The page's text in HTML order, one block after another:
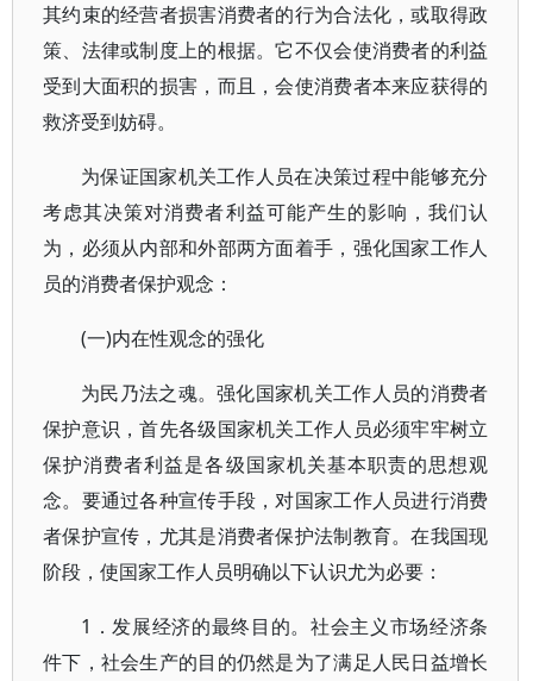
其约束的经营者损害消费者的行为合法化，或取得政
策、法律或制度上的根据。它不仅会使消费者的利益
受到大面积的损害，而且，会使消费者本来应获得的
救济受到妨碍。
为保证国家机关工作人员在决策过程中能够充分
考虑其决策对消费者利益可能产生的影响，我们认
为，必须从内部和外部两方面着手，强化国家工作人
员的消费者保护观念：
(一)内在性观念的强化
为民乃法之魂。强化国家机关工作人员的消费者
保护意识，首先各级国家机关工作人员必须牢牢树立
保护消费者利益是各级国家机关基本职责的思想观
念。要通过各种宣传手段，对国家工作人员进行消费
者保护宣传，尤其是消费者保护法制教育。在我国现
阶段，使国家工作人员明确以下认识尤为必要：
1．发展经济的最终目的。社会主义市场经济条
件下，社会生产的目的仍然是为了满足人民日益增长